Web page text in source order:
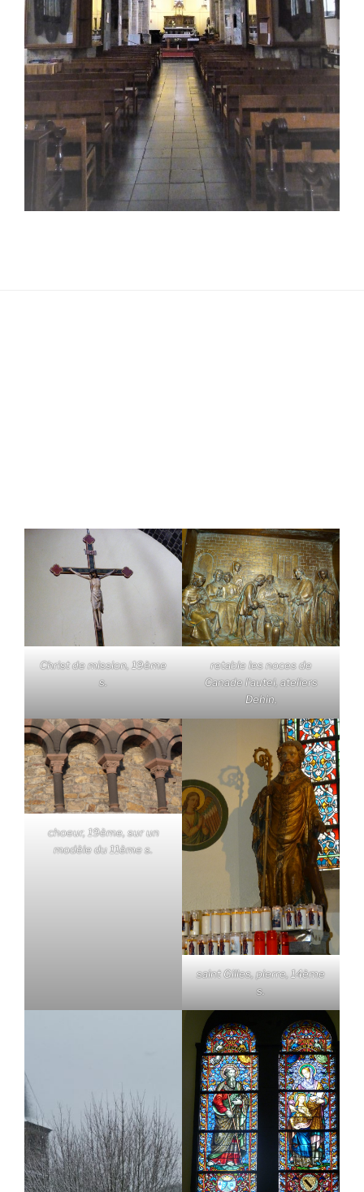
Christ de mission, 19ème
s.
retable les noces de
Canade l'autel, ateliers
Dehin,
choeur, 19ème, sur un
modèle du 11ème s.
saint Gilles, pierre, 14ème
s.